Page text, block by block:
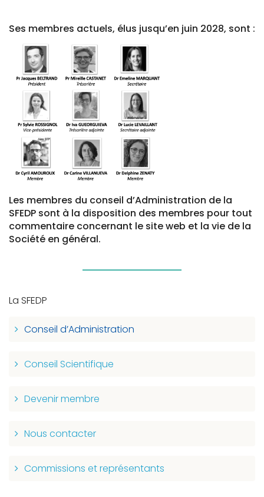
Ses membres actuels, élus jusqu’en juin 2028, sont :
Les membres du conseil d’Administration de la
SFEDP sont à la disposition des membres pour tout
commentaire concernant le site web et la vie de la
Société en général.
La SFEDP
Conseil d’Administration
Conseil Scientifique
Devenir membre
Nous contacter
Commissions et représentants